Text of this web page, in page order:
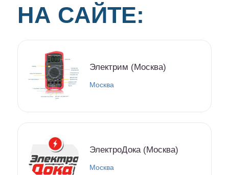
НА САЙТЕ:
Электрим (Москва)
Москва
ЭлектроДока (Москва)
Москва